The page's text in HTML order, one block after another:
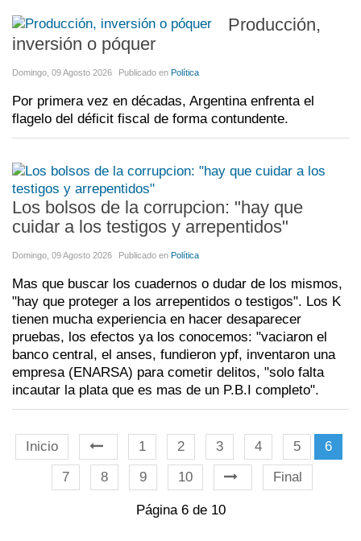
Producción,
inversión o póquer
Domingo, 09 Agosto 2026 Publicado en Política
Por primera vez en décadas, Argentina enfrenta el
flagelo del déficit fiscal de forma contundente.
Los bolsos de la corrupcion: "hay que
cuidar a los testigos y arrepentidos"
Domingo, 09 Agosto 2026 Publicado en Política
Mas que buscar los cuadernos o dudar de los mismos,
"hay que proteger a los arrepentidos o testigos". Los K
tienen mucha experiencia en hacer desaparecer
pruebas, los efectos ya los conocemos: "vaciaron el
banco central, el anses, fundieron ypf, inventaron una
empresa (ENARSA) para cometir delitos, "solo falta
incautar la plata que es mas de un P.B.I completo".
Inicio 1 2 3 4 5
6
7
8 9 10 Final
Página 6 de 10